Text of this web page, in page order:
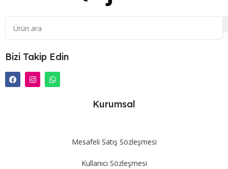
Teknoloji Kıbrıs, geleceğin teknoloji dünyasını bugünden
keşfetmeniz için burada! Siz de kaliteli ve güvenilir alışverişin
keyfini çıkarmak için hemen online mağazamızı ziyaret edin.
İlerlemenin adresi Teknoloji Kıbrıs, sizi bekliyor!
Bizi Takip Edin
Kurumsal
Mesafeli Satış Sözleşmesi
Kullanıcı Sözleşmesi